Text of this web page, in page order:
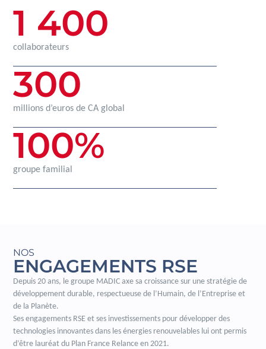
collaborateurs
1 400
millions d’euros de CA global
300
groupe familial
100%
NOS
ENGAGEMENTS RSE
Depuis 20 ans, le groupe MADIC axe sa croissance sur une stratégie de
développement durable, respectueuse de l’Humain, de l’Entreprise et
de la Planète.
Ses engagements RSE et ses investissements pour développer des
technologies innovantes dans les énergies renouvelables lui ont permis
d’être lauréat du Plan France Relance en 2021.